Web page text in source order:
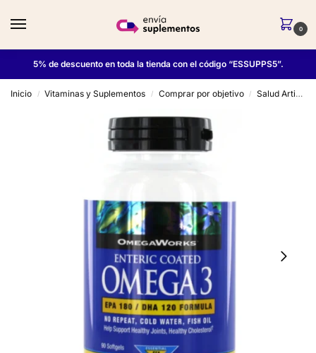
0
5% de descuento en toda la tienda con el código “ESSUPPS5”.
Inicio / Vitaminas y Suplementos / Comprar por objetivo / Salud Articular, Tendones y Ligamentos